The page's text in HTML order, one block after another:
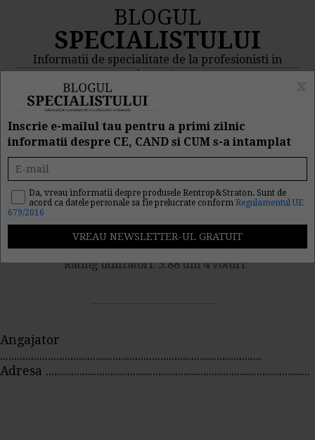
BLOGUL
SPECIALISTULUI
Informatii de specialitate de la profesionisti in
domeniu
MENIU
Noul Model de
Regulament intern
Nr. vizualizari: 13006
Rating utilizatori: 3.88 din 4 voturi
Angajator
.............................................................................................
Adresa ..............................................................................................
Inscrie e-mailul tau pentru a primi zilnic
informatii despre CE, CAND si CUM s-a intamplat
Da, vreau informatii despre produsele Rentrop&Straton. Sunt de
acord ca datele personale sa fie prelucrate conform Regulamentul UE
679/2016